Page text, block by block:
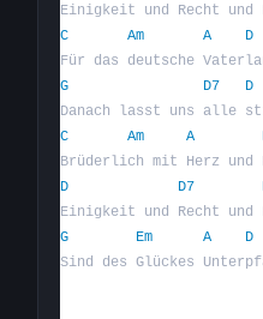
C
Am A
D
G
D7 D
C
Am A
D
D7
G
Em A
D
Sind des Glückes